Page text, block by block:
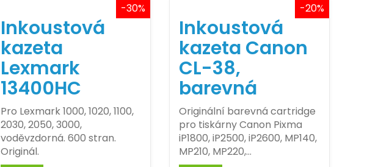
-30%
Inkoustová
kazeta
Lexmark
13400HC
Pro Lexmark 1000, 1020, 1100,
2030, 2050, 3000,
voděvzdorná. 600 stran.
Originál.
-20%
Inkoustová
kazeta Canon
CL-38,
barevná
Originální barevná cartridge
pro tiskárny Canon Pixma
iP1800, iP2500, iP2600, MP140,
MP210, MP220,…